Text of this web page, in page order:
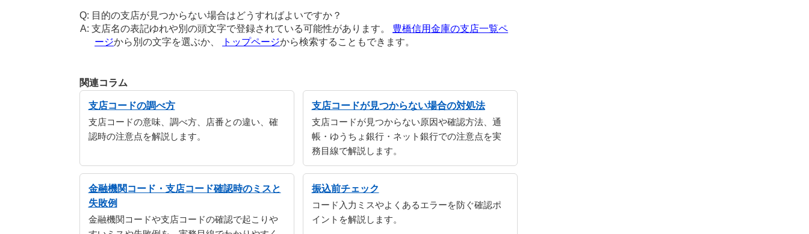
目的の支店が見つからない場合はどうすればよいですか？
支店名の表記ゆれや別の頭文字で登録されている可能性があります。 豊橋信用金庫の支店一覧ペ
ージから別の文字を選ぶか、 トップページから検索することもできます。
関連コラム
支店コードの調べ方
支店コードの意味、調べ方、店番との違い、確
認時の注意点を解説します。
支店コードが見つからない場合の対処法
支店コードが見つからない原因や確認方法、通
帳・ゆうちょ銀行・ネット銀行での注意点を実
務目線で解説します。
金融機関コード・支店コード確認時のミスと
失敗例
金融機関コードや支店コードの確認で起こりや
振込前チェック
コード入力ミスやよくあるエラーを防ぐ確認ポ
イントを解説します。